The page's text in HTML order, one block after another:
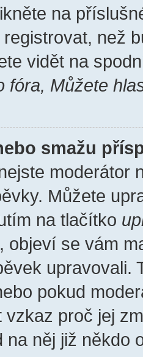
na
než
vidět na
fóra, Můžete
smažu
moderátor
Můžete
na tlačítko
objeví se vám
upravovali.
pokud
vzkaz proč jej
na něj již někdo